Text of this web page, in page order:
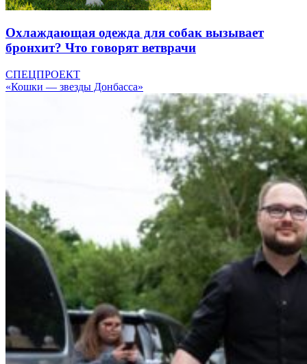
Охлаждающая одежда для собак вызывает
бронхит? Что говорят ветврачи
СПЕЦПРОЕКТ
«Кошки — звезды Донбасса»